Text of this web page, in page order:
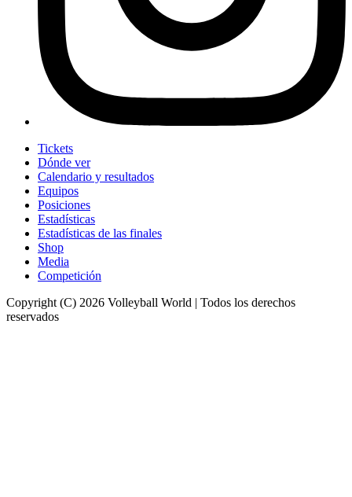
Tickets
Dónde ver
Calendario y resultados
Equipos
Posiciones
Estadísticas
Estadísticas de las finales
Shop
Media
Competición
Copyright (C) 2026 Volleyball World | Todos los derechos
reservados